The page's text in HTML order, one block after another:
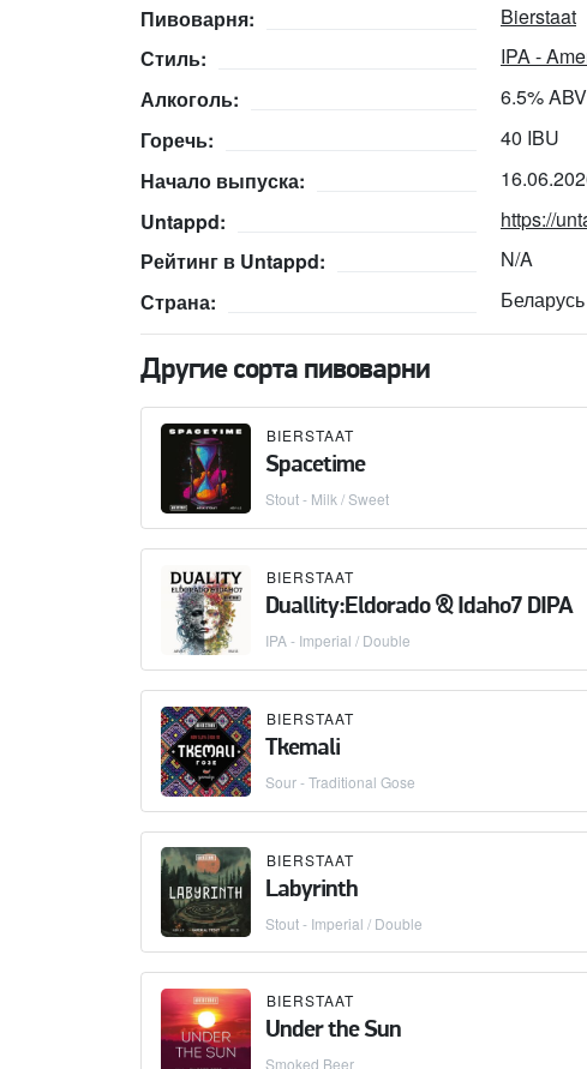
Пивоварня:
Bierstaat
Стиль:
IPA -
Алкоголь:
6.5% ABV
Горечь:
40 IBU
Начало выпуска:
Untappd:
https://
Рейтинг в Untappd:
N/A
Страна:
Беларусь
Другие сорта пивоварни
BIERSTAAT
Spacetime
Stout - Milk / Sweet
BIERSTAAT
Duallity:Eldorado & Idaho7 DIPA
IPA - Imperial / Double
BIERSTAAT
Tkemali
Sour - Traditional Gose
BIERSTAAT
Labyrinth
Stout - Imperial / Double
BIERSTAAT
Under the Sun
Smoked Beer